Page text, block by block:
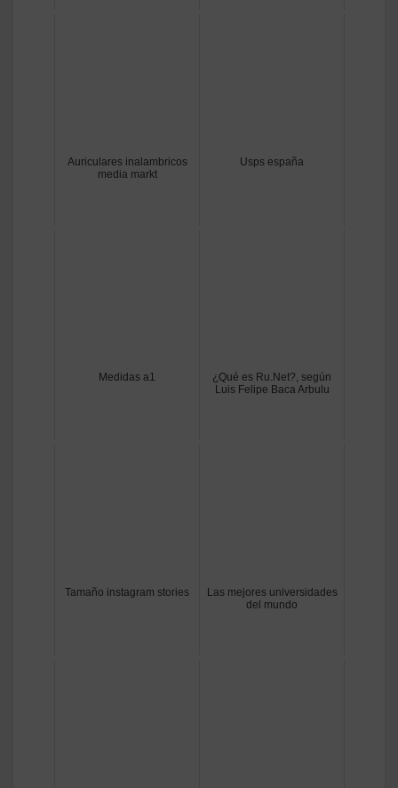
Auriculares inalambricos
media markt
Usps españa
Medidas a1
¿Qué es Ru.Net?, según
Luis Felipe Baca Arbulu
Tamaño instagram stories
Las mejores universidades
del mundo